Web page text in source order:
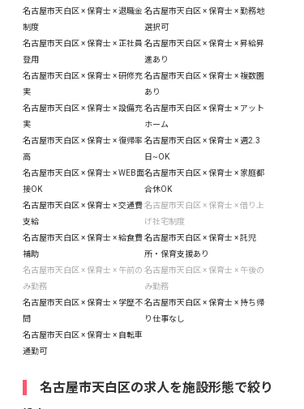
名古屋市天白区 × 保育士 × 退職金
制度
名古屋市天白区 × 保育士 × 勤務地
選択可
名古屋市天白区 × 保育士 × 正社員
登用
名古屋市天白区 × 保育士 × 昇給昇
進あり
名古屋市天白区 × 保育士 × 研修充
実
名古屋市天白区 × 保育士 × 複数園
あり
名古屋市天白区 × 保育士 × 設備充
実
名古屋市天白区 × 保育士 × アット
ホーム
名古屋市天白区 × 保育士 × 復帰率
高
名古屋市天白区 × 保育士 × 週2.3
日~OK
名古屋市天白区 × 保育士 × WEB面
接OK
名古屋市天白区 × 保育士 × 家庭都
合休OK
名古屋市天白区 × 保育士 × 交通費
支給
名古屋市天白区 × 保育士 × 借り上
げ社宅制度
名古屋市天白区 × 保育士 × 給食費
補助
名古屋市天白区 × 保育士 × 託児
所・保育支援あり
名古屋市天白区 × 保育士 × 午前の
み勤務
名古屋市天白区 × 保育士 × 午後の
み勤務
名古屋市天白区 × 保育士 × 学歴不
問
名古屋市天白区 × 保育士 × 持ち帰
り仕事なし
名古屋市天白区 × 保育士 × 自転車
通勤可
名古屋市天白区の求人を施設形態で絞り